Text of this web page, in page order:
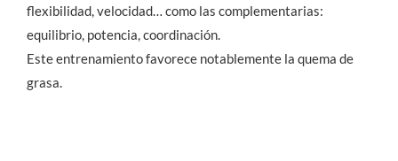
flexibilidad, velocidad… como las complementarias:
equilibrio, potencia, coordinación.
Este entrenamiento favorece notablemente la quema de
grasa.